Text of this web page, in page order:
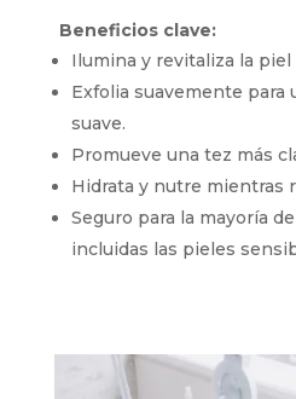
Beneficios clave:
Ilumina y revitaliza la
Exfolia suavemente para
suave.
Promueve una tez más
Hidrata y nutre mientras
Seguro para la mayoría
incluidas las pieles